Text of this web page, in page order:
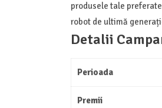
produsele tale
robot de ultimă
Detalii
Perioada
Premii